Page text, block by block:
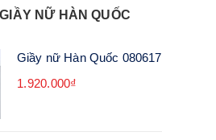
NỮ HÀN QUỐC
Giầy nữ Hàn Quốc 080617
1.920.000₫